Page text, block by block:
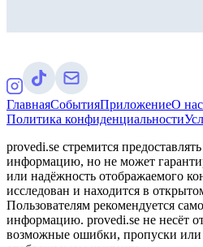
ГлавнаяСобытияПриложениеО нас
Политика конфиденциальности
provedi.se стремится
информацию, но не может
или надёжность отображаемого
исследован и находится в
Пользователям рекомендуется
информацию. provedi.se не несёт
возможные ошибки, пропуски или